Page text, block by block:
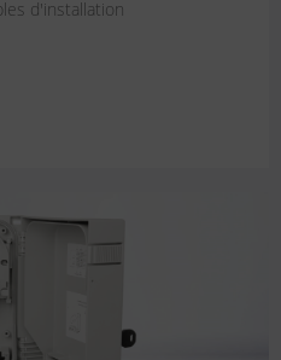
d'installation